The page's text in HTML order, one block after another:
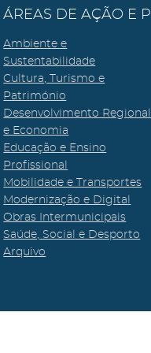
ÁREAS DE AÇÃO E
Ambiente e
Sustentabilidade
Cultura, Turismo e
Património
Desenvolvimento Regional
e Economia
Educação e Ensino
Profissional
Mobilidade e Transportes
Modernização e Digital
Obras Intermunicipais
Saúde, Social e Desporto
Arquivo